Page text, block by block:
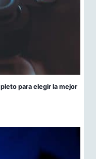
para elegir la mejor